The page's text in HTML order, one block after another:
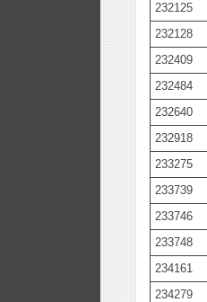
232125
232128
232409
232484
232640
232918
233275
233739
233746
233748
234161
234279